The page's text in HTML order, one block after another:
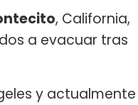
, California,
a evacuar tras
y actualmente